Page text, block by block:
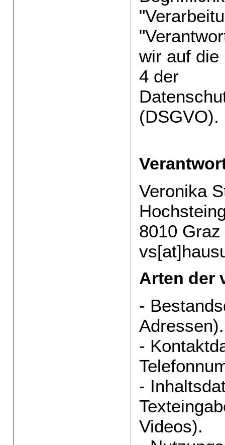
wir auf die
4 der
(DSGVO).
Veronika
8010 Graz
Arten der
-
Adressen).
-
-
Videos).